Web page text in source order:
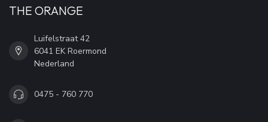
THE ORANGE
Luifelstraat 42
6041 EK Roermond
Nederland
0475 - 760 770